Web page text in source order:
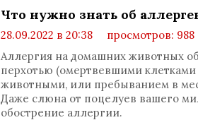
Что нужно знать об
28.09.2022 в 20:38 просмотров: 988
Аллергия на домашних животных
перхотью (омертвевшими
животными, или пребыванием в
Даже слюна от поцелуев вашего
обострение аллергии.